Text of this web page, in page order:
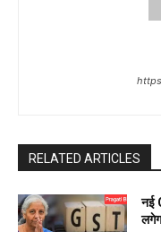
RELATED ARTICLES
नई